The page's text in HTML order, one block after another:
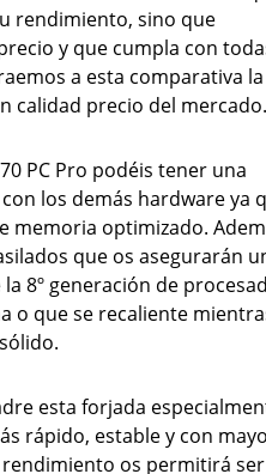
rendimiento, sino que
y que cumpla con
a esta comparativa la
calidad precio del mercado.
PC Pro podéis tener una
los demás hardware ya
memoria optimizado.
que os asegurarán
8º generación de
o que se recaliente
esta forjada
rápido, estable y con
os permitirá